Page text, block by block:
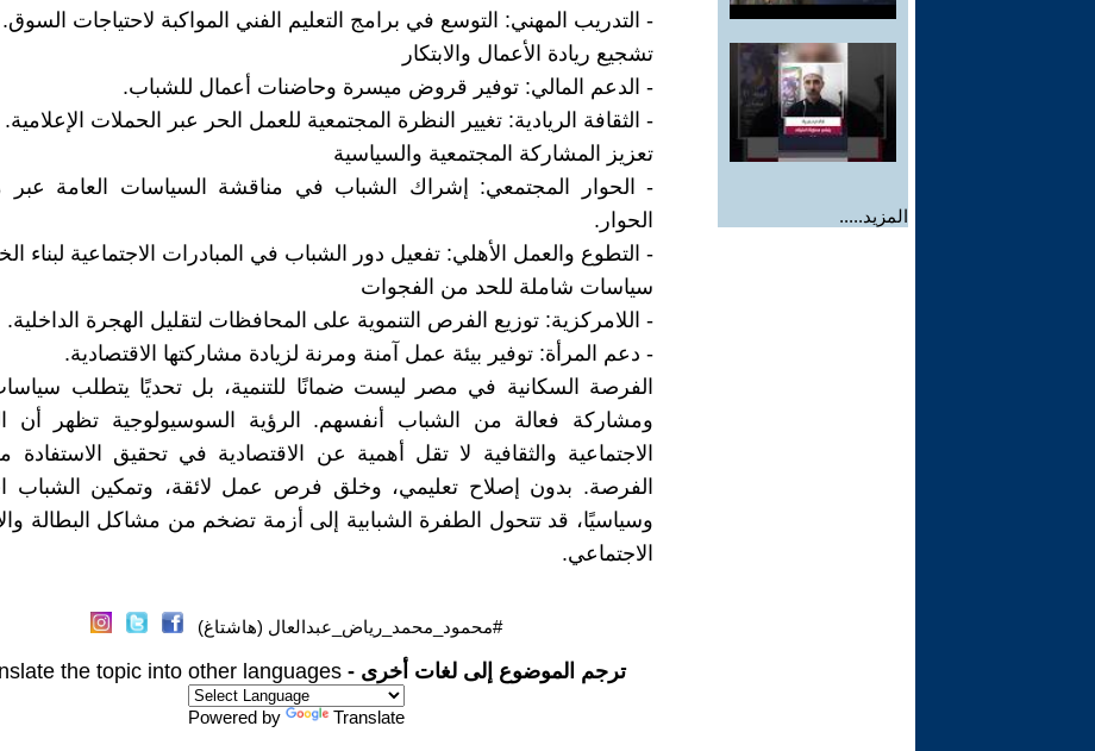
المزيد.....
- التدريب المهني: التوسع في برامج التعليم الفني المواكبة لاحتياجات السوق.
تشجيع ريادة الأعمال والابتكار
- الدعم المالي: توفير قروض ميسرة وحاضنات أعمال للشباب.
- الثقافة الريادية: تغيير النظرة المجتمعية للعمل الحر عبر الحملات الإعلامية.
تعزيز المشاركة المجتمعية والسياسية
- الحوار المجتمعي: إشراك الشباب في مناقشة السياسات العامة
الحوار.
- التطوع والعمل الأهلي: تفعيل دور الشباب في المبادرات الاجتماعية لبناء
سياسات شاملة للحد من الفجوات
- اللامركزية: توزيع الفرص التنموية على المحافظات لتقليل الهجرة الداخلية.
- دعم المرأة: توفير بيئة عمل آمنة ومرنة لزيادة مشاركتها الاقتصادية.
الفرصة السكانية في مصر ليست ضمانًا للتنمية، بل تحديًا يتطلب
ومشاركة فعالة من الشباب أنفسهم. الرؤية السوسيولوجية تظهر أن
الاجتماعية والثقافية لا تقل أهمية عن الاقتصادية في تحقيق
الفرصة. بدون إصلاح تعليمي، وخلق فرص عمل لائقة، وتمكين الشباب
وسياسيًا، قد تتحول الطفرة الشبابية إلى أزمة تضخم من مشاكل البطالة
الاجتماعي.
#محمود_محمد_رياض_عبدالعال (هاشتاغ)
ترجم الموضوع إلى لغات أخرى - the topic into other languages
Powered by Translate